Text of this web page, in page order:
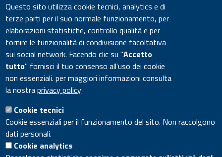
Giornata Nazionale dello Spazio
Eventi:Appuntamenti
Aerospazio,Agricoltura , Alimentazione
Questo sito utilizza cookie tecnici, analytics e di
terze parti per il suo normale funzionamento, per
elaborazioni statistiche, controllo qualità e per
fornire le funzionalità di condivisione facoltativa
sui social network. Facendo clic su "Accetto
tutto" fornisci il tuo consenso all'uso dei cookie
non essenziali. per maggiori informazioni consulta
la nostraprivacy policy
Cookie tecnici
Cookie essenziali per il funzionamento del sito. Non raccolgono
dati personali.
Cookie analytics